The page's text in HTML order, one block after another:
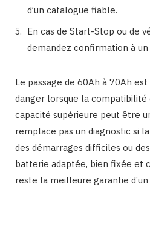
d’un catalogue fiable.
En cas de Start-Stop ou de
demandez confirmation à
Le passage de 60Ah à 70Ah
danger lorsque la compatibilité
capacité supérieure peut être
remplace pas un diagnostic si
des démarrages difficiles ou
batterie adaptée, bien fixée et
reste la meilleure garantie